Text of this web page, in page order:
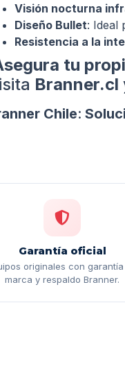
Visión nocturna
Diseño Bullet: Ideal
Resistencia a la
tu
Branner.cl
Chile:
Garantía oficial
originales con
marca y respaldo Branner.